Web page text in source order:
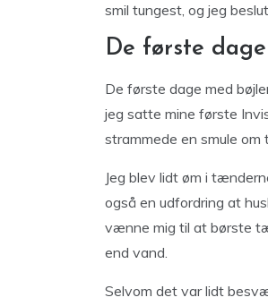
smil tungest, og jeg
De første
De første dage med
jeg satte mine første
strammede en smule
Jeg blev lidt øm i
også en udfordring at
vænne mig til at børste
end vand.
Selvom det var lidt